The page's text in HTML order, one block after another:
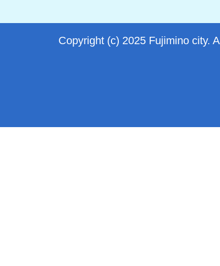
Copyright (c) 2025 Fujimino city.